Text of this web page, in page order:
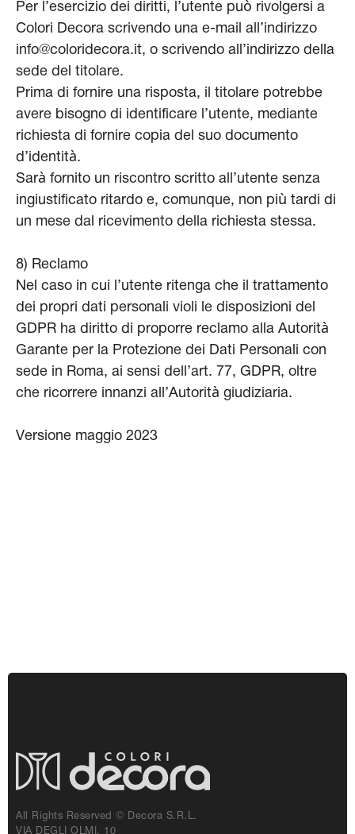
Per l’esercizio dei diritti, l’utente può rivolgersi a
Colori Decora scrivendo una e-mail all’indirizzo
info@coloridecora.it, o scrivendo all’indirizzo della
sede del titolare.
Prima di fornire una risposta, il titolare potrebbe
avere bisogno di identificare l’utente, mediante
richiesta di fornire copia del suo documento
d’identità.
Sarà fornito un riscontro scritto all’utente senza
ingiustificato ritardo e, comunque, non più tardi di
un mese dal ricevimento della richiesta stessa.
8) Reclamo
Nel caso in cui l’utente ritenga che il trattamento
dei propri dati personali violi le disposizioni del
GDPR ha diritto di proporre reclamo alla Autorità
Garante per la Protezione dei Dati Personali con
sede in Roma, ai sensi dell’art. 77, GDPR, oltre
che ricorrere innanzi all’Autorità giudiziaria.
Versione maggio 2023
All Rights Reserved © Decora S.r.l.
VIA DEGLI OLMI, 10